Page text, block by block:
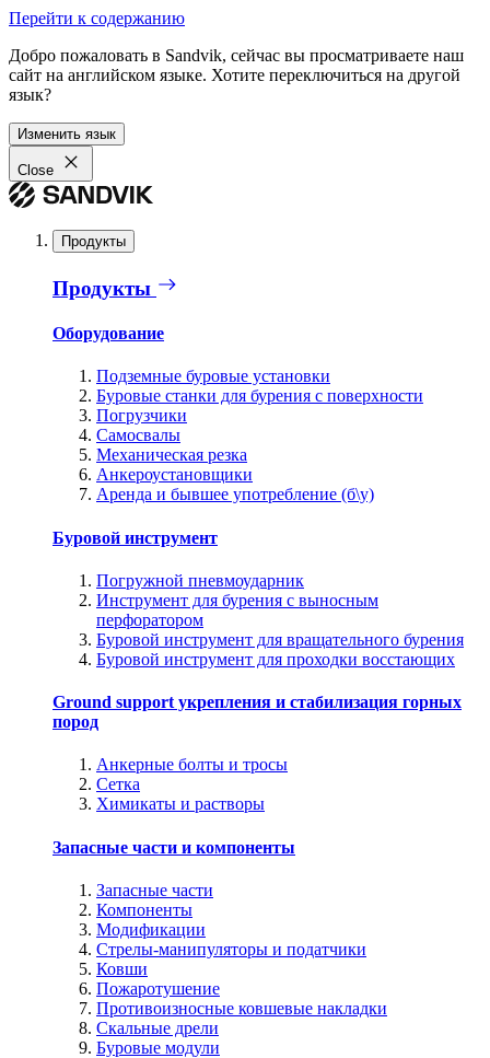
Перейти к содержанию
Добро пожаловать в Sandvik, сейчас вы просматриваете наш
сайт на английском языке. Хотите переключиться на другой
язык?
Изменить язык
Close
Продукты
Продукты
Оборудование
Подземные буровые установки
Буровые станки для бурения с поверхности
Погрузчики
Самосвалы
Механическая резка
Анкероустановщики
Аренда и бывшее употребление (б\у)
Буровой инструмент
Погружной пневмоударник
Инструмент для бурения с выносным
перфоратором
Буровой инструмент для вращательного бурения
Буровой инструмент для проходки восстающих
Ground support укрепления и стабилизация горных
пород
Анкерные болты и тросы
Сетка
Химикаты и растворы
Запасные части и компоненты
Запасные части
Компоненты
Модификации
Стрелы-манипуляторы и податчики
Ковши
Пожаротушение
Противоизносные ковшевые накладки
Скальные дрели
Буровые модули